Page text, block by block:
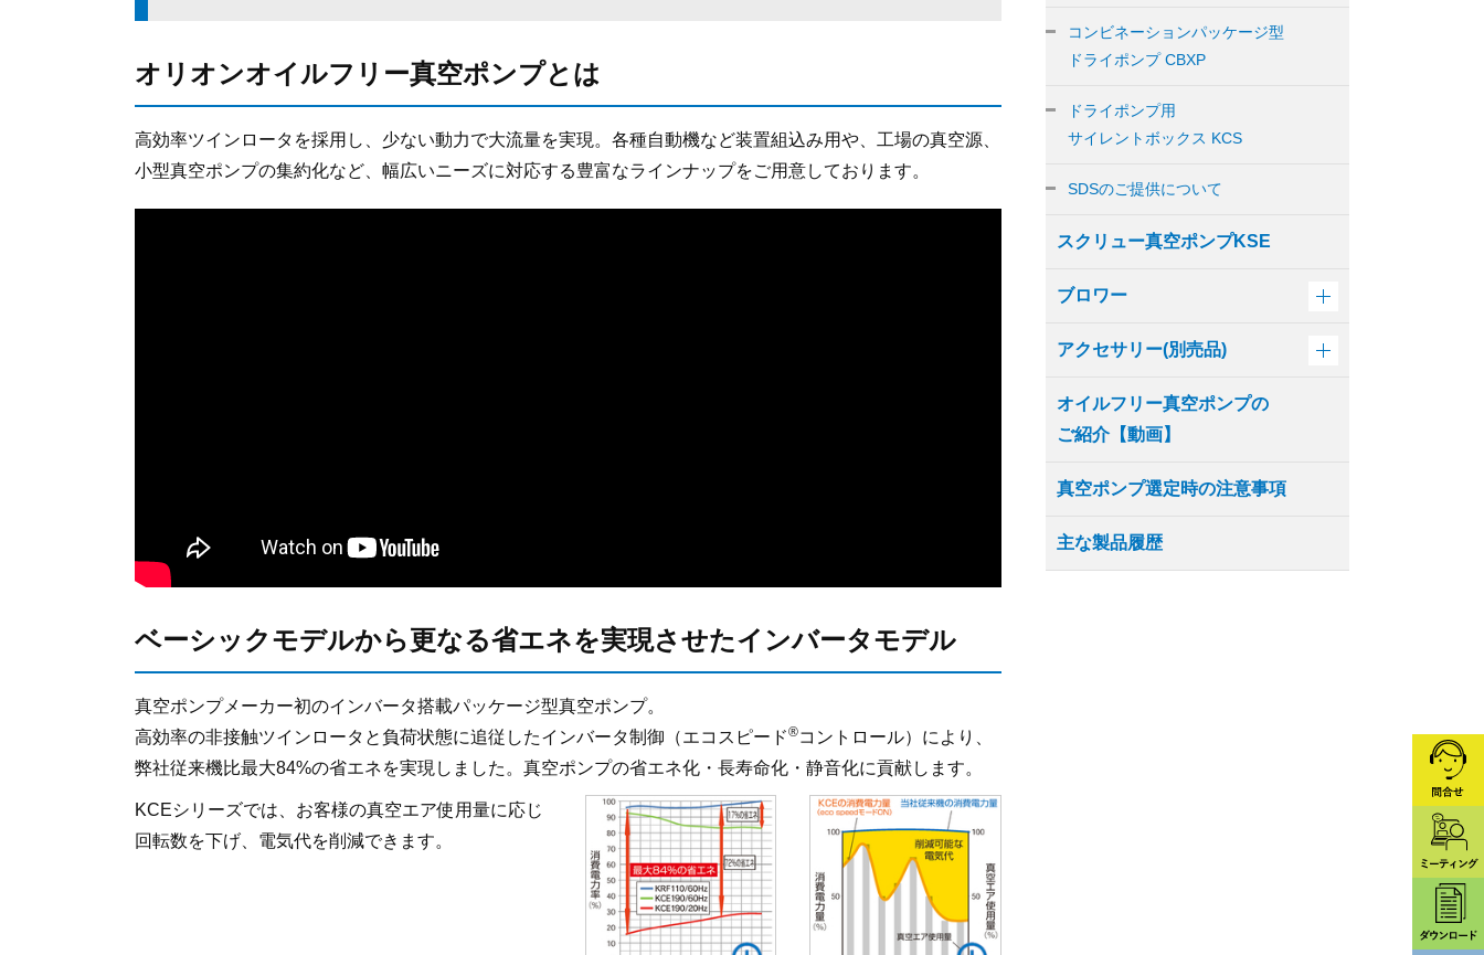
オリオンオイルフリー真空ポンプとは
高効率ツインロータを採用し、少ない動力で大流量を実現。各種自動機など装置組込み用や、工場の真空源、
小型真空ポンプの集約化など、幅広いニーズに対応する豊富なラインナップをご用意しております。
ベーシックモデルから更なる省エネを実現させたインバータモデル
真空ポンプメーカー初のインバータ搭載パッケージ型真空ポンプ。
高効率の非接触ツインロータと負荷状態に追従したインバータ制御（エコスピード®コントロール）により、
弊社従来機比最大84%の省エネを実現しました。真空ポンプの省エネ化・長寿命化・静音化に貢献します。
KCEシリーズでは、お客様の真空エア使用量に応じ
回転数を下げ、電気代を削減できます。
コンビネーションパッケージ型
ドライポンプ CBXP
ドライポンプ用
サイレントボックス KCS
SDSのご提供について
スクリュー真空ポンプKSE
ブロワー
アクセサリー(別売品)
オイルフリー真空ポンプの
ご紹介【動画】
真空ポンプ選定時の注意事項
主な製品履歴